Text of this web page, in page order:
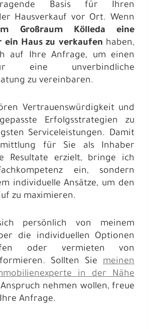
Basis für Ihren
Hausverkauf vor Ort. Wenn
Großraum Kölleda eine
ein Haus zu verkaufen haben,
auf Ihre Anfrage, um einen
eine unverbindliche
zu vereinbaren.
Vertrauenswürdigkeit und
Erfolgsstrategien zu
Serviceleistungen. Damit
für Sie als Inhaber
Resultate erzielt, bringe ich
ein, sondern
individuelle Ansätze, um den
zu maximieren.
persönlich von meinem
die individuellen Optionen
oder vermieten von
Sollten Siemeinen
in der Nähe
nehmen wollen, freue
Anfrage.